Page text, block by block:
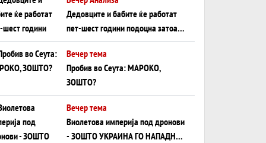
Дедовците и бабите ќе работат
пет-шест години подоцна затоа
што НЕМААТ ВНУЦИ ДА ГИ
ЗАМЕНАТ
Вечер тема
Пробив во Сеута: МАРОКО,
ЗОШТО?
Вечер тема
Виолетова империја под дронови
- ЗОШТО УКРАИНА ГО НАПАДНА